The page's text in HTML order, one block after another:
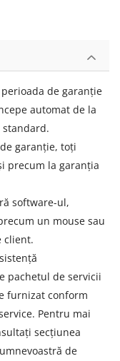
de garanție
automat de la
garanție, toți
precum la garanția
software-ul,
un mouse sau
client.
pachetul de servicii
furnizat conform
Pentru mai
secțiunea
de